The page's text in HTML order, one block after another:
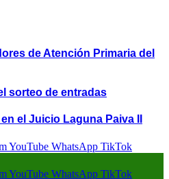
de Atención Primaria del
sorteo de entradas
el Juicio Laguna Paiva II
YouTube WhatsApp TikTok
YouTube WhatsApp TikTok